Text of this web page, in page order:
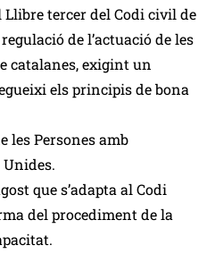
Llibre tercer del Codi civil de
de l’actuació de les
catalanes, exigint un
els principis de bona
les Persones amb
que s’adapta al Codi
del procediment de la